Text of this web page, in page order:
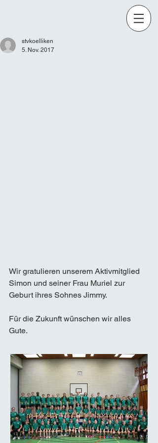
stvkoelliken
5. Nov. 2017
Wir gratulieren unserem Aktivmitglied
Simon und seiner Frau Muriel zur
Geburt ihres Sohnes Jimmy.
Für die Zukunft wünschen wir alles
Gute.